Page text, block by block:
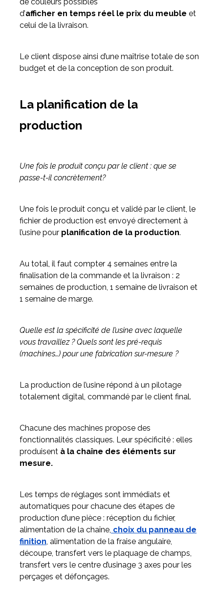
d’afficher en temps réel le prix du meuble et
celui de la livraison.
Le client dispose ainsi d’une maîtrise totale de son
budget et de la conception de son produit.
La planification de la
production
Une fois le produit conçu par le client : que se
passe-t-il concrètement?
Une fois le produit conçu et validé par le client, le
fichier de production est envoyé directement à
l’usine pour planification de la production.
Au total, il faut compter 4 semaines entre la
finalisation de la commande et la livraison : 2
semaines de production, 1 semaine de livraison et
1 semaine de marge.
Quelle est la spécificité de l’usine avec laquelle
vous travaillez ? Quels sont les pré-requis
(machines…) pour une fabrication sur-mesure ?
La production de l’usine répond à un pilotage
totalement digital, commandé par le client final.
Chacune des machines propose des
fonctionnalités classiques. Leur spécificité : elles
produisent à la chaîne des éléments sur
mesure.
Les temps de réglages sont immédiats et
automatiques pour chacune des étapes de
production d’une pièce : réception du fichier,
alimentation de la chaîne, choix du panneau de
finition, alimentation de la fraise angulaire,
découpe, transfert vers le plaquage de champs,
transfert vers le centre d’usinage 3 axes pour les
perçages et défonçages.